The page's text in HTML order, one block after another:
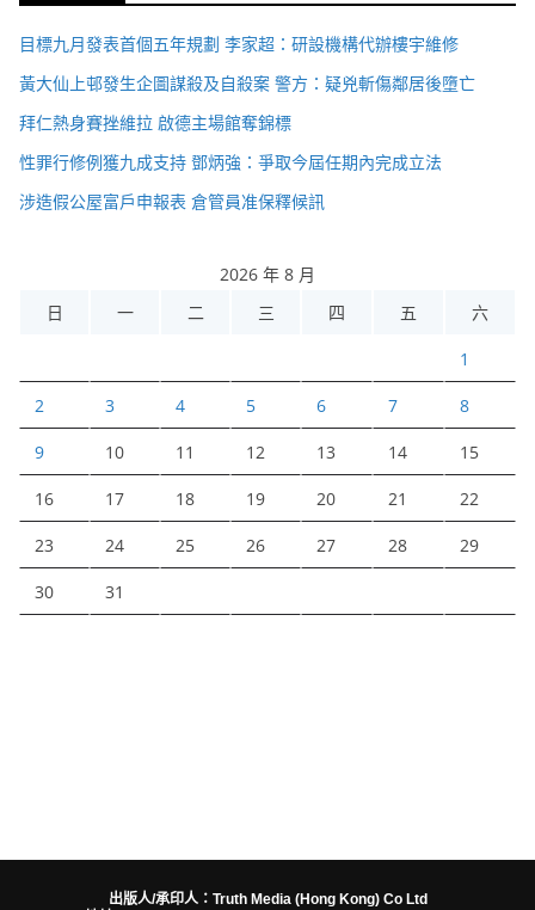
目標九月發表首個五年規劃 李家超：研設機構代辦樓宇維修
黃大仙上邨發生企圖謀殺及自殺案 警方：疑兇斬傷鄰居後墮亡
拜仁熱身賽挫維拉 啟德主場館奪錦標
性罪行修例獲九成支持 鄧炳強：爭取今屆任期內完成立法
涉造假公屋富戶申報表 倉管員准保釋候訊
2026 年 8 月
日
一 二 三 四 五 六
1
2 3 4 5 6 7 8
9 10 11 12 13 14 15
16 17 18 19 20 21 22
23 24 25 26 27 28 29
30 31
出版人/承印人：Truth Media (Hong Kong) Co Ltd